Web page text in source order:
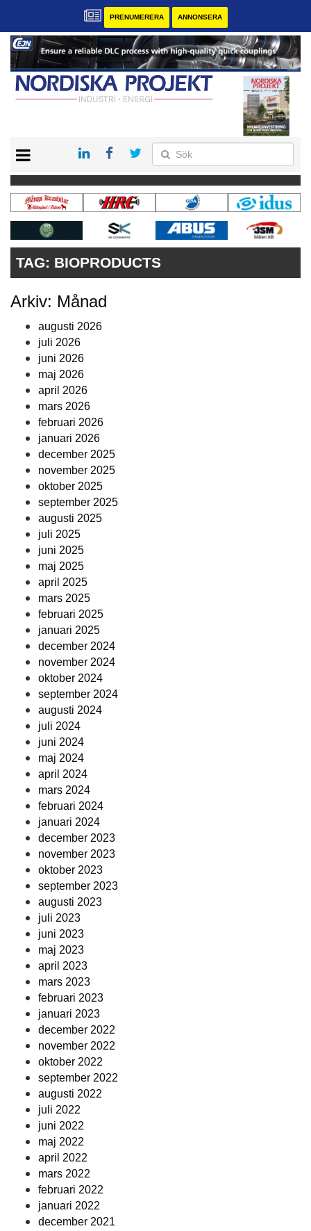
PRENUMERERA ANNONSERA
KONTAKT
VÅRA ANDRA MAGASIN
PRENUMERERA
ANNONSERA
TAG: BIOPRODUCTS
Arkiv: Månad
augusti 2026
juli 2026
juni 2026
maj 2026
april 2026
mars 2026
februari 2026
januari 2026
december 2025
november 2025
oktober 2025
september 2025
augusti 2025
juli 2025
juni 2025
maj 2025
april 2025
mars 2025
februari 2025
januari 2025
december 2024
november 2024
oktober 2024
september 2024
augusti 2024
juli 2024
juni 2024
maj 2024
april 2024
mars 2024
februari 2024
januari 2024
december 2023
november 2023
oktober 2023
september 2023
augusti 2023
juli 2023
juni 2023
maj 2023
april 2023
mars 2023
februari 2023
januari 2023
december 2022
november 2022
oktober 2022
september 2022
augusti 2022
juli 2022
juni 2022
maj 2022
april 2022
mars 2022
februari 2022
januari 2022
december 2021